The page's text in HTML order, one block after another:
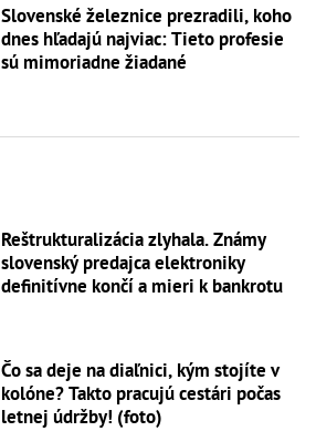
Slovenské železnice prezradili, koho
dnes hľadajú najviac: Tieto profesie
sú mimoriadne žiadané
Reštrukturalizácia zlyhala. Známy
slovenský predajca elektroniky
definitívne končí a mieri k bankrotu
Čo sa deje na diaľnici, kým stojíte v
kolóne? Takto pracujú cestári počas
letnej údržby! (foto)